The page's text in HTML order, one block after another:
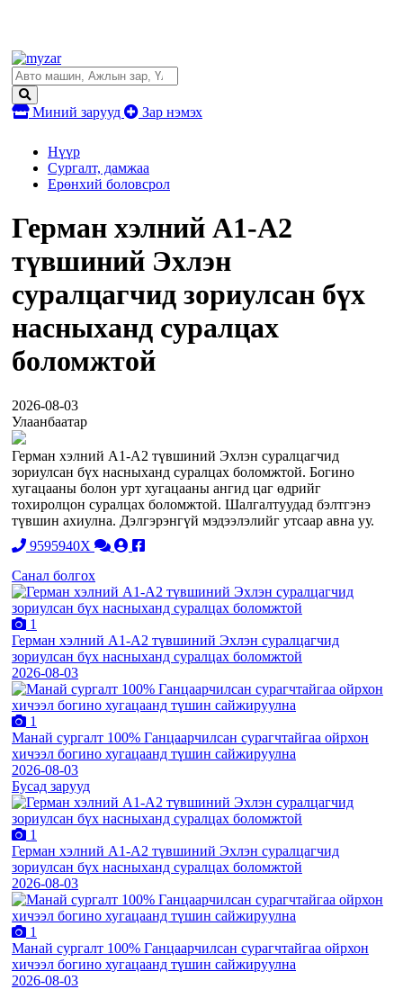
Миний зарууд Зар нэмэх
Нүүр
Сургалт, дамжаа
Ерөнхий боловсрол
Герман хэлний А1-А2
түвшиний Эхлэн
суралцагчид зориулсан бүх
насныханд суралцах
боломжтой
2026-08-03
Улаанбаатар
Герман хэлний А1-А2 түвшиний Эхлэн суралцагчид
зориулсан бүх насныханд суралцах боломжтой. Богино
хугацааны болон урт хугацааны ангид цаг өдрийг
тохиролцон суралцах боломжтой. Шалгалтуудад бэлтгэнэ
түвшин ахиулна. Дэлгэрэнгүй мэдээлэлийг утсаар авна уу.
9595940X
Санал болгох
1
Герман хэлний А1-А2 түвшиний Эхлэн суралцагчид
зориулсан бүх насныханд суралцах боломжтой
2026-08-03
1
Манай сургалт 100% Ганцаарчилсан сурагчтайгаа ойрхон
хичээл богино хугацаанд түшин сайжируулна
2026-08-03
Бусад зарууд
1
Герман хэлний А1-А2 түвшиний Эхлэн суралцагчид
зориулсан бүх насныханд суралцах боломжтой
2026-08-03
1
Манай сургалт 100% Ганцаарчилсан сурагчтайгаа ойрхон
хичээл богино хугацаанд түшин сайжируулна
2026-08-03